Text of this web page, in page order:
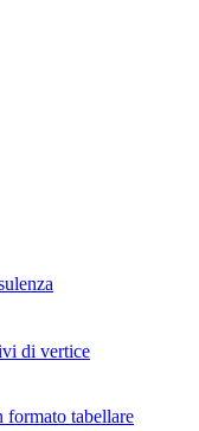
di vertice
tabellare